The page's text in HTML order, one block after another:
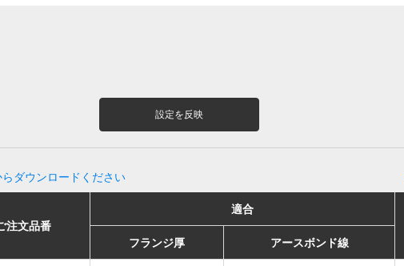
設定を反映
ダウンロードください
販売単位
価格
アースボンド線
注文品番
適合
フランジ厚
アースボンド線
販売単位
価格
アースボンド線
注文品番
適合
フランジ厚
アースボンド線